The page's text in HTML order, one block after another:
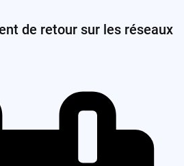
de retour sur les réseaux